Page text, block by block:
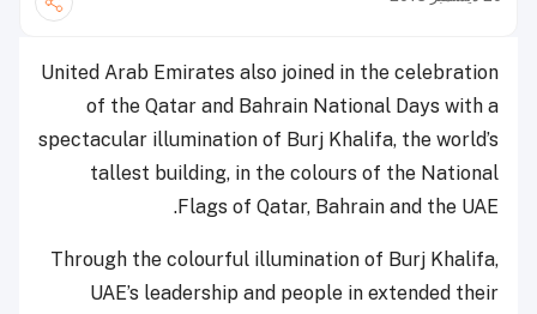
United Arab Emirates also joined in the celebration
of the Qatar and Bahrain National Days with a
spectacular illumination of Burj Khalifa, the world’s
tallest building, in the colours of the National
Flags of Qatar, Bahrain and the UAE.
Through the colourful illumination of Burj Khalifa,
UAE’s leadership and people in extended their